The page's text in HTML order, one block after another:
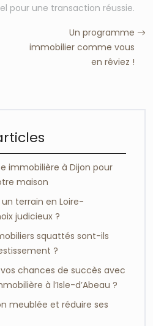
pour une transaction réussie.
Un programme
immobilier comme vous
en rêviez !
immobilière à Dijon pour
maison
terrain en Loire-
judicieux ?
squattés sont-ils
?
chances de succès avec
à l’Isle-d’Abeau ?
meublée et réduire ses